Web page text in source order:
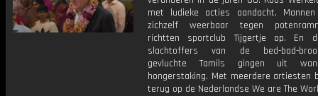
met ludieke acties aandacht.
zichzelf weerbaar tegen
richtten sportclub Tijgertje op. En
slachtoffers van de bed-bad-
gevluchte Tamils gingen uit
hongerstaking. Met meerdere artiesten
terug op de Nederlandse We are The